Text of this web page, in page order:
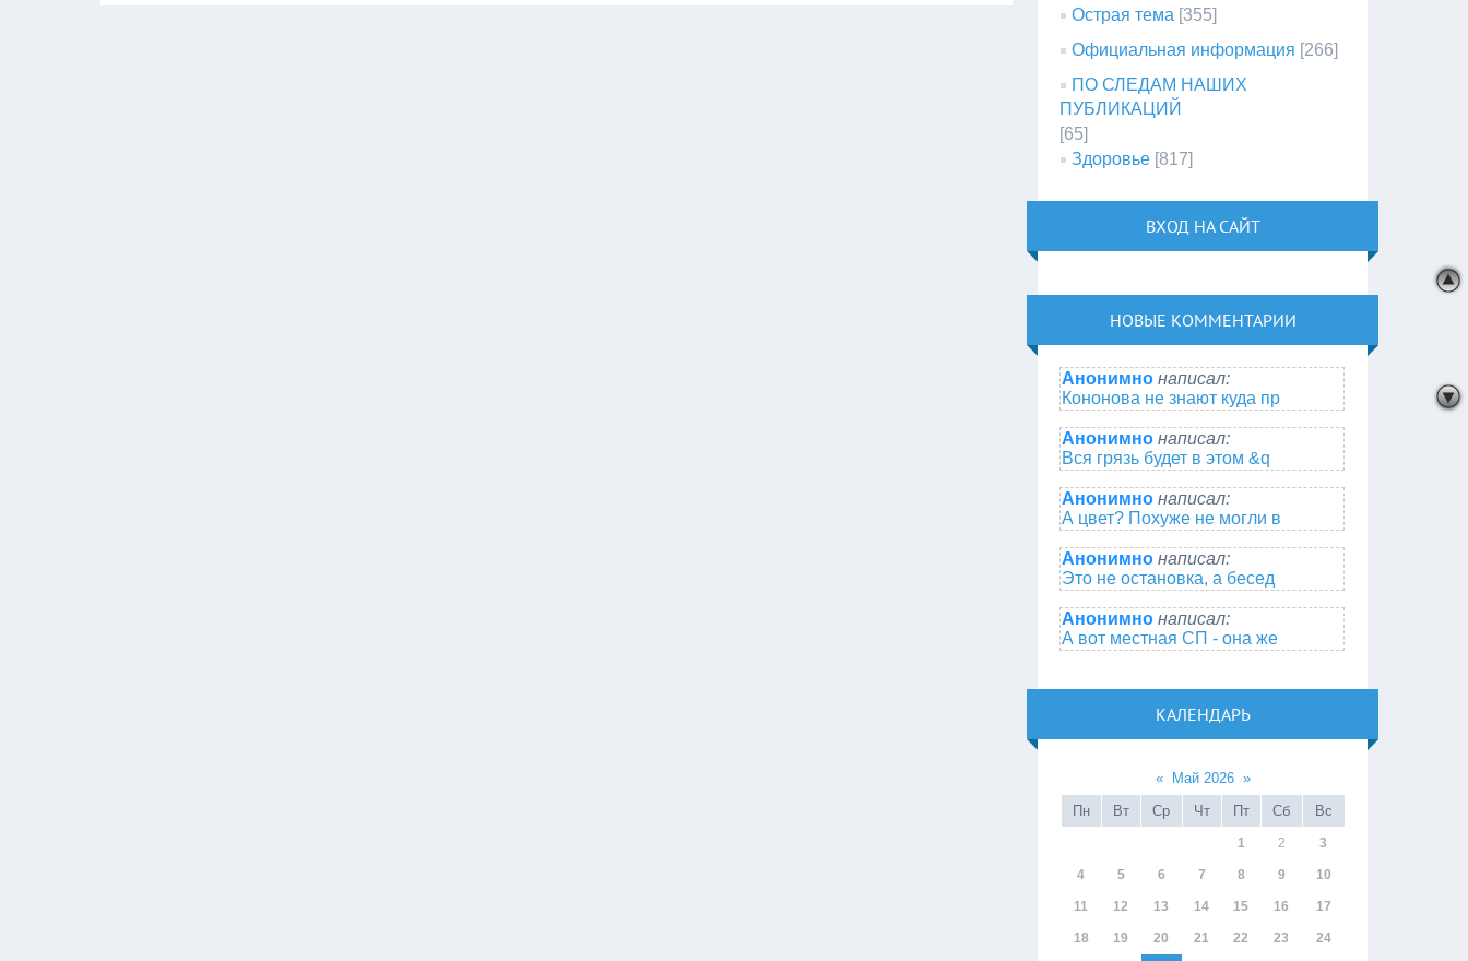
Острая тема [355]
Официальная информация [266]
ПО СЛЕДАМ НАШИХ
ПУБЛИКАЦИЙ
[65]
Здоровье [817]
ВХОД НА САЙТ
НОВЫЕ КОММЕНТАРИИ
Анонимно написал:
Кононова не знают куда пр
Анонимно написал:
Вся грязь будет в этом &q
Анонимно написал:
А цвет? Похуже не могли в
Анонимно написал:
Это не остановка, а бесед
Анонимно написал:
А вот местная СП - она же
КАЛЕНДАРЬ
« Май 2026 »
Пн
Вт Ср Чт Пт Сб Вс
1 2 3
4 5 6 7 8 9 10
11 12 13 14 15 16 17
18 19 20 21 22 23 24